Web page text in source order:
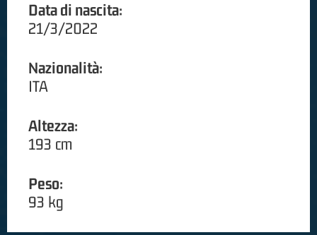
Data di nascita:
21/3/2022
Nazionalità:
ITA
Altezza:
193 cm
Peso:
93 kg